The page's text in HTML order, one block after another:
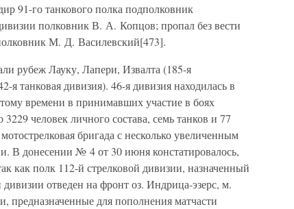
91-го танкового полка подполковник
полковник В. А. Копцов; пропал без вести
М. Д. Василевский[473].
рубеж Лауку, Лапери, Извалта (185-я
я танковая дивизия). 46-я дивизия находилась в
времени в принимавших участие в боях
человек личного состава, семь танков и 77
бригада с несколько увеличенным
В донесении № 4 от 30 июня констатировалось,
как полк 112-й стрелковой дивизии, назначенный
отведен на фронт оз. Индрица-эзерс, м.
для пополнения матчасти